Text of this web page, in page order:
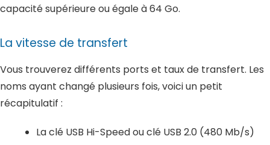
capacité supérieure ou égale à 64 Go.
La vitesse de transfert
Vous trouverez différents ports et taux de transfert. Les
noms ayant changé plusieurs fois, voici un petit
récapitulatif :
La clé USB Hi-Speed ou clé USB 2.0 (480 Mb/s)